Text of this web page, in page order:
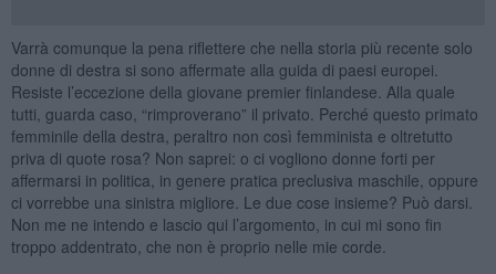
Varrà comunque la pena riflettere che nella storia più recente solo
donne di destra si sono affermate alla guida di paesi europei.
Resiste l’eccezione della giovane premier finlandese. Alla quale
tutti, guarda caso, “rimproverano” il privato. Perché questo primato
femminile della destra, peraltro non così femminista e oltretutto
priva di quote rosa? Non saprei: o ci vogliono donne forti per
affermarsi in politica, in genere pratica preclusiva maschile, oppure
ci vorrebbe una sinistra migliore. Le due cose insieme? Può darsi.
Non me ne intendo e lascio qui l’argomento, in cui mi sono fin
troppo addentrato, che non è proprio nelle mie corde.